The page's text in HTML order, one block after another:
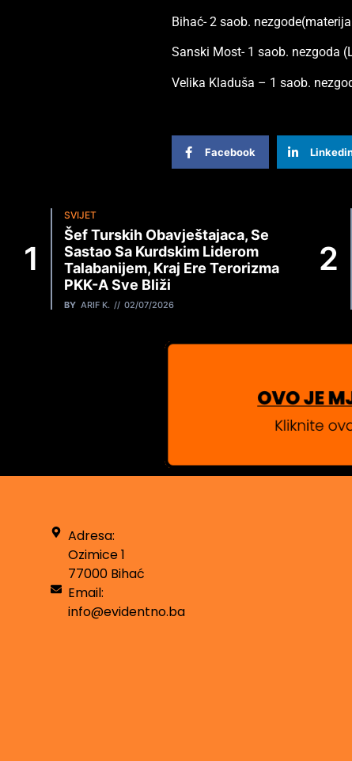
Bihać- 2 saob.
Sanski Most- 1 saob. nezgoda
Velika Kladuša – 1 saob.
Facebook
SVIJET
Šef Turskih Obavještajaca, Se
Sastao Sa Kurdskim Liderom
Talabanijem, Kraj Ere Terorizma
PKK-A Sve Bliži
BY ARIF K. 02/07/2026
Adresa:
Ozimice 1
77000 Bihać
Email:
info@evidentno.ba